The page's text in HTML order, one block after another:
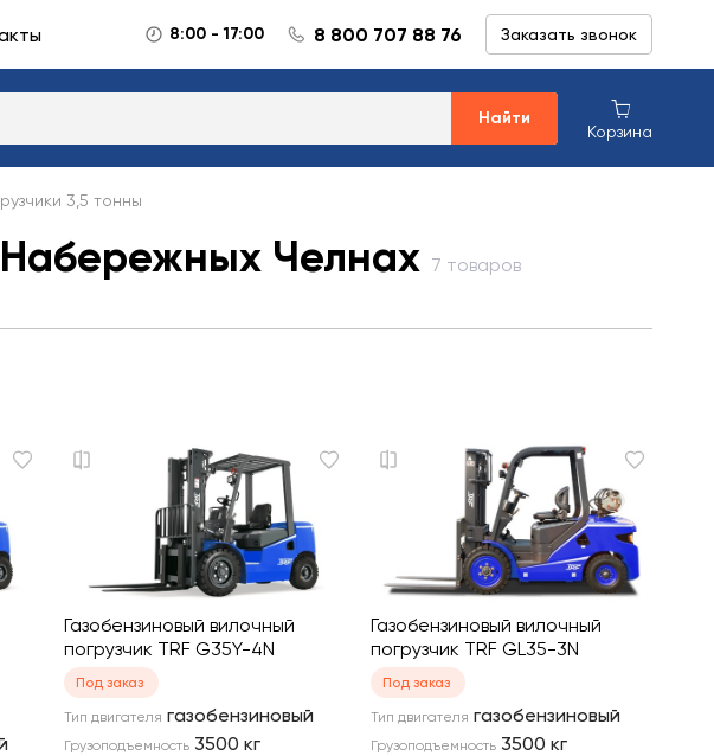
8:00 - 17:00 8 800 707 88 76 Заказать звонок
Найти
Корзина
3,5 тонны
Набережных Челнах 7 товаров
Газобензиновый вилочный
погрузчик TRF G35Y-4N
Под заказ
Тип двигателя газобензиновый
Грузоподъемность 3500 кг
Газобензиновый вилочный
погрузчик TRF GL35-3N
Под заказ
Тип двигателя газобензиновый
Грузоподъемность 3500 кг